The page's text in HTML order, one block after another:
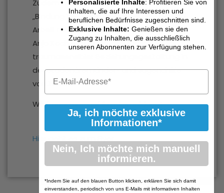
Zudem werden Ihnen Dr. Phillip Horn
„Bindung im Grenzbereich. Beziehung und
Arbeit mit Traumatisierten“ näher bringen.
Anja Koch wird Ihnen die Möglichkeiten
traumasensibler Beziehungsgestaltung in
der stationären Kinder- und Jugendhilfe
vorstellen.
Wir freuen uns auf Ihre Anmeldung!
Hier geht es zum Flyer
Personalisierte Inhalte: Profitieren Sie von
Inhalten, die auf Ihre Interessen und
beruflichen Bedürfnisse zugeschnitten sind.
Exklusive Inhalte: Genießen sie den
Zugang zu Inhalten, die ausschließlich
unseren Abonnenten zur Verfügung stehen.
Ja, ich möchte exklusive
Informationen*
Nein, Ich möchte mich manuell
informieren.
*Indem Sie auf den blauen Button klicken, erklären Sie sich damit
einverstanden, periodisch von uns E-Mails mit informativen Inhalten